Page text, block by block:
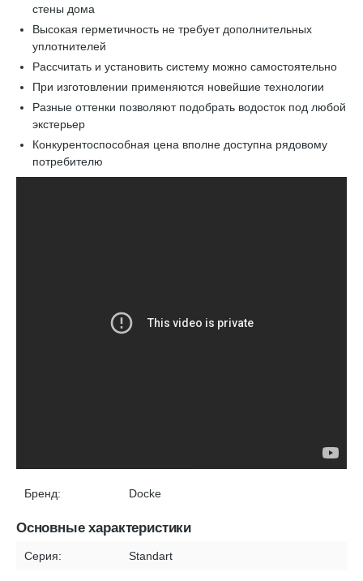
стены дома
Высокая герметичность не требует дополнительных
уплотнителей
Рассчитать и установить систему можно самостоятельно
При изготовлении применяются новейшие технологии
Разные оттенки позволяют подобрать водосток под любой
экстерьер
Конкурентоспособная цена вполне доступна рядовому
потребителю
Бренд: Docke
Основные характеристики
Серия: Standart